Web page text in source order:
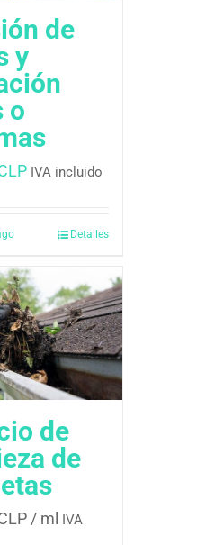
de
y

o
IVA incluido
Detalles
de
de
/ ml
IVA